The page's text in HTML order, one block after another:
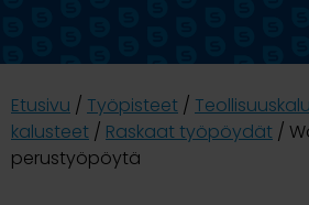
Etusivu / Työpisteet /
kalusteet / Raskaat työpöydät /
perustyöpöytä